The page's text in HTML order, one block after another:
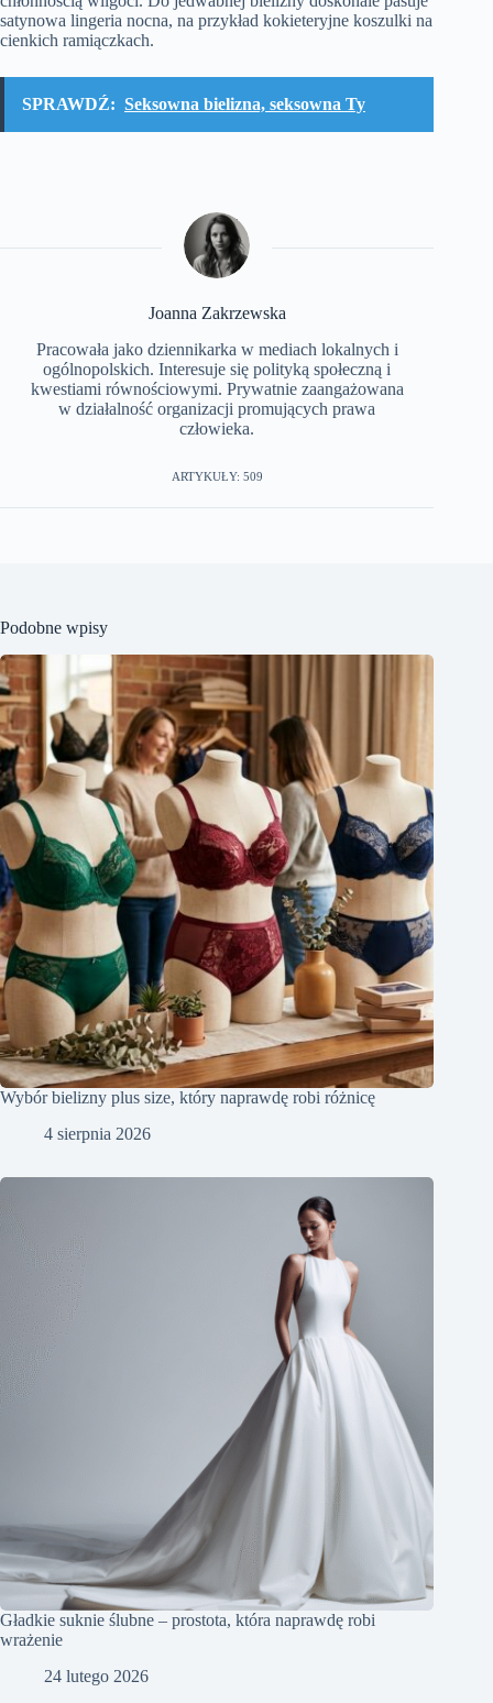
satynowa lingeria nocna, na przykład kokieteryjne koszulki na
cienkich ramiączkach.
SPRAWDŹ: Seksowna bielizna, seksowna Ty
Joanna Zakrzewska
Pracowała jako dziennikarka w mediach lokalnych i
ogólnopolskich. Interesuje się polityką społeczną i
kwestiami równościowymi. Prywatnie zaangażowana
w działalność organizacji promujących prawa
człowieka.
ARTYKUŁY: 509
Podobne wpisy
Wybór bielizny plus size, który naprawdę robi różnicę
4 sierpnia 2026
Gładkie suknie ślubne – prostota, która naprawdę robi
wrażenie
24 lutego 2026